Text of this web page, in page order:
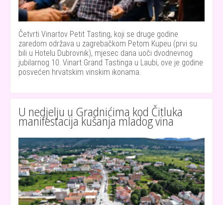
Četvrti Vinartov Petit Tasting, koji se druge godine
zaredom održava u zagrebačkom Petom Kupeu (prvi su
bili u Hotelu Dubrovnik), mjesec dana uoči dvodnevnog
jubilarnog 10. Vinart Grand Tastinga u Laubi, ove je godine
posvećen hrvatskim vinskim ikonama.
U nedjelju u Gradnićima kod Čitluka
manifestacija kušanja mladog vina